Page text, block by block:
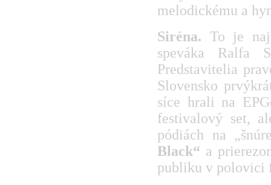
melodickému a
Siréna. To je
speváka Ralfa
Predstavitelia
Slovensko
síce hrali na
festivalový set,
pódiách na
Black“ a
publiku v polovici